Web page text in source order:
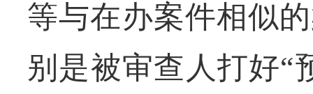
等与在办案件相似
别是被审查人打好“